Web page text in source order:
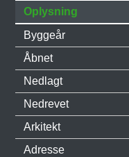
Oplysning
Byggeår
Åbnet
Nedlagt
Nedrevet
Arkitekt
Adresse